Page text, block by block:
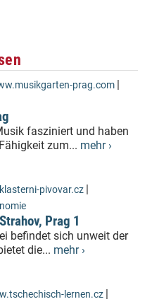
prag.com |
fasziniert und haben
zum... mehr ›
pivovar.cz |
Prag 1
befindet sich unweit der
die... mehr ›
lernen.cz |